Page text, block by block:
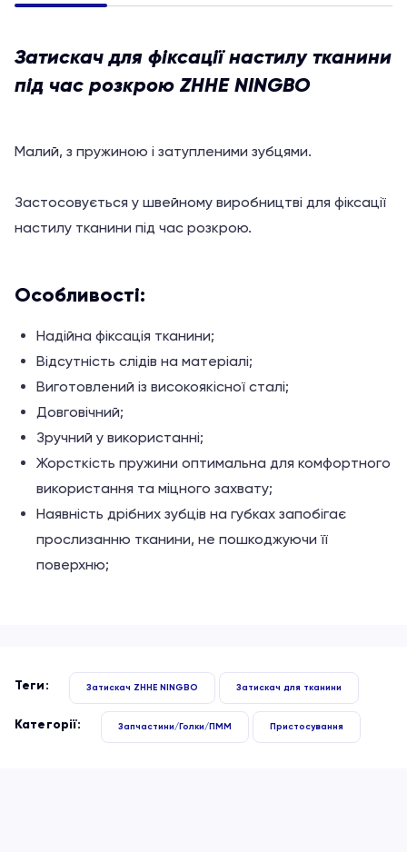
Затискач для фіксації настилу тканини
під час розкрою ZHHE NINGBO
Малий, з пружиною і затупленими зубцями.
Застосовується у швейному виробництві для фіксації
настилу тканини під час розкрою.
Особливості:
Надійна фіксація тканини;
Відсутність слідів на матеріалі;
Виготовлений із високоякісної сталі;
Довговічний;
Зручний у використанні;
Жорсткість пружини оптимальна для комфортного
використання та міцного захвату;
Наявність дрібних зубців на губках запобігає
прослизанню тканини, не пошкоджуючи її
поверхню;
Теги: Затискач ZHHE NINGBO Затискач для тканини
Категорії: Запчастини/Голки/ПММ Пристосування